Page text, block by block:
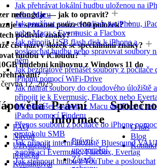
Jak přehrávat lokální hudbu uloženou na
nebo Macu
Jak používat audio ekvalizér na iPhonu,
nebo Macu s Evermusic a Flacbox
Jak připojit USB flash disk k iPhone a
poslouchat hudbu nebo spravovat soubory
něm
Jak bezdrátově přenášet soubory z počítače
iPhonu pomocí WiFi-Drive
Jak nahrát soubory do cloudového úložiště a
připojit je k Evermusic, Flacbox nebo
Jak přenášet soubory z Macu do iPhonu
iPadu pomocí Finderu
Přenos souborů z počítače do iPhone
protokolu SMB
Jak připojit interní úložiště Bluesound
z aplikací Evermusic, Flacbox, Evertag
Jak stáhnout hudbu z YouTube a poslouchat
nefunguje — jak to opravit?
v seznamu pouze 100 položek?
podivné znaky?
číst názvy složek se speciálními znaky?
hudbu v iCloudu?
hudební knihovnu z Windows 11 do
června 12, 2025
FAQ
Návod
Uživatelská
příručka
Kontaktovat
Právní
informace
Právní
upozornění
Zásady
O nás
Blog
Kontakt